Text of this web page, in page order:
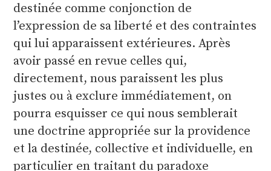
destinée comme conjonction de
l’expression de sa liberté et des contraintes
qui lui apparaissent extérieures. Après
avoir passé en revue celles qui,
directement, nous paraissent les plus
justes ou à exclure immédiatement, on
pourra esquisser ce qui nous semblerait
une doctrine appropriée sur la providence
et la destinée, collective et individuelle, en
particulier en traitant du paradoxe